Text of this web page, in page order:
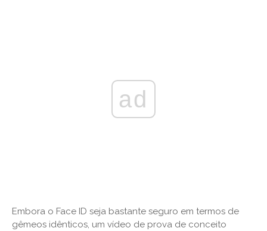
ad
Embora o Face ID seja bastante seguro em termos de
gêmeos idênticos, um vídeo de prova de conceito